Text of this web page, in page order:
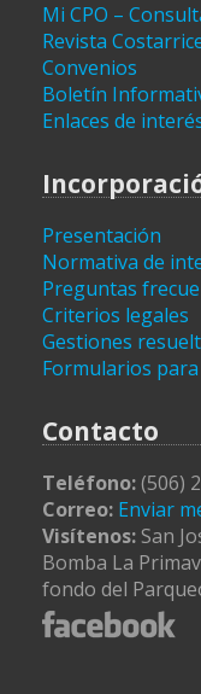
Mi CPO –
Revista
Convenios
Boletín
Enlaces de
Presentación
Normativa de
Preguntas
Criterios legales
Gestiones
Formularios
Contacto
Teléfono:(506)
Correo: Enviar
Visítenos: San
Bomba La
fondo del